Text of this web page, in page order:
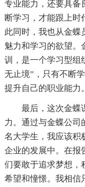
专业能力，还要具备
断学习，才能跟上时
此同时，我也从金蝶
魅力和学习的欲望。
训，是一个学习型组
无止境”，只有不断
提升自己的职业能力。
最后，这次金蝶
力。通过与金蝶公司
名大学生，我应该积
企业的发展中。在报
们要敢于追求梦想，
希望和憧憬。我相信